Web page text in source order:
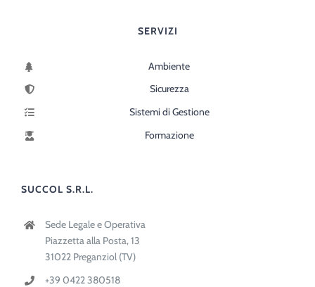
SERVIZI
Ambiente
Sicurezza
Sistemi di Gestione
Formazione
SUCCOL S.R.L.
Sede Legale e Operativa
Piazzetta alla Posta, 13
31022 Preganziol (TV)
+39 0422 380518